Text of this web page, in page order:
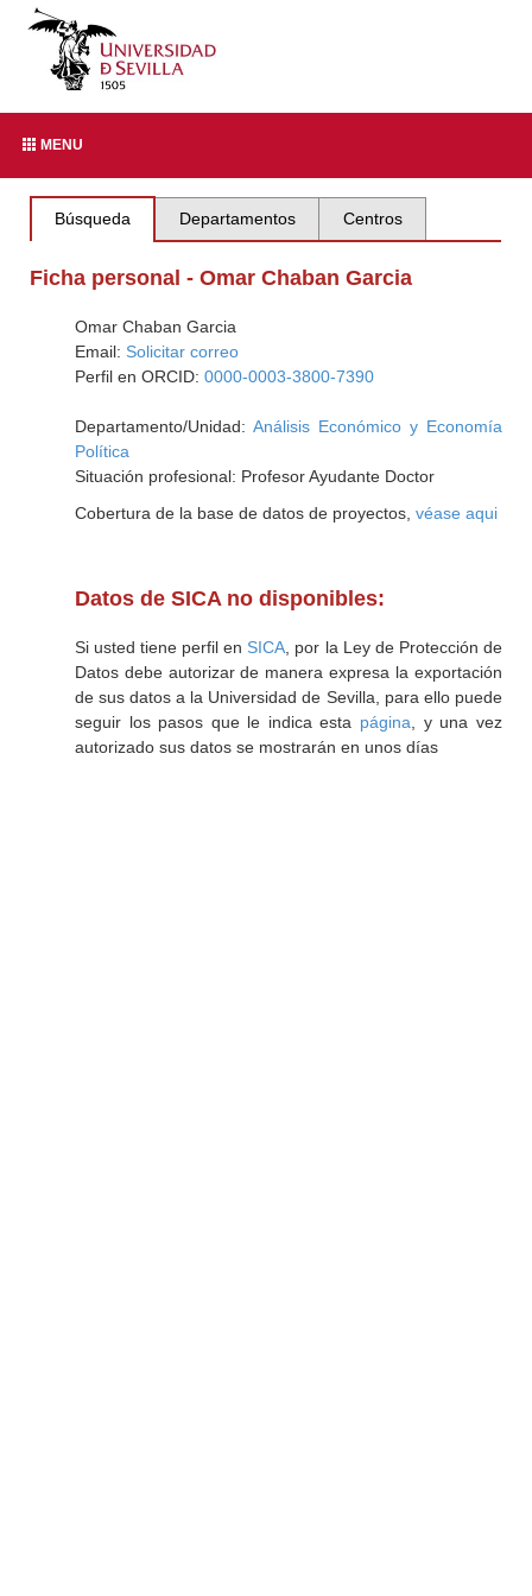
MENU
Búsqueda Departamentos Centros
Ficha personal - Omar Chaban Garcia
Omar Chaban Garcia
Email: Solicitar correo
Perfil en ORCID: 0000-0003-3800-7390
Departamento/Unidad: Análisis Económico y Economía
Política
Situación profesional: Profesor Ayudante Doctor
Cobertura de la base de datos de proyectos, véase aqui
Datos de SICA no disponibles:
Si usted tiene perfil en SICA , por la Ley de Protección de
Datos debe autorizar de manera expresa la exportación
de sus datos a la Universidad de Sevilla, para ello puede
seguir los pasos que le indica esta página , y una vez
autorizado sus datos se mostrarán en unos días